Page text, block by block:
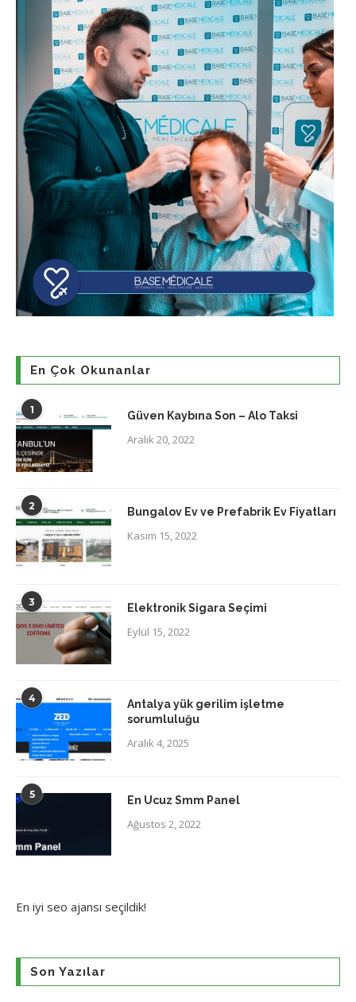
En Çok Okunanlar
1 Güven Kaybına Son – Alo Taksi
Aralık 20, 2022
2 Bungalov Ev ve Prefabrik Ev Fiyatları
Kasım 15, 2022
3 Elektronik Sigara Seçimi
Eylül 15, 2022
4
Antalya yük gerilim işletme
sorumluluğu
Aralık 4, 2025
5 En Ucuz Smm Panel
Ağustos 2, 2022
En iyi seo ajansı seçildik!
Son Yazılar